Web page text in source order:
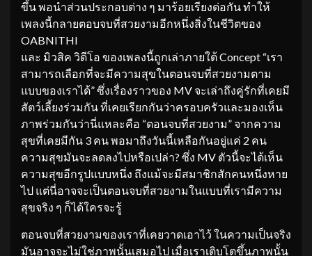
ขึ้น พอนำส่วนประกอบต่าง ๆ มาร้อยเรียงต่อกัน ทำให้
เพลงนี้กลายตอบจบที่สวยงามอีกหนึ่งสิ่งในชีวิตของ
OABNITHI
และ มิวสิค วิดีโอ ของเพลงนี้ถูกเล่าภายใต้ Concept “เรา
สามารถเลือกที่จะมีความสุขในตอนจบที่สวยงามตาม
แบบของเราได้” ซึ่งเรื่องราวของ MV จะเล่าถึงคู่รักที่เคยมี
สัตว์เลี้ยงร่วมกัน ที่เคยเรียกกันว่าครอบครัวและมองเห็น
ภาพร่วมกันว่านี่แหละคือ “ตอนจบที่สวยงาม” จากความ
สุขที่เคยมีกัน 3 คน พอมาถึงวันนี้เหลือกันอยู่แค่ 2 คน
ความสุขมันจะลดลงไปหรือเปล่า? ซึ่ง MV ตัวนี้จะได้เห็น
ความสุขอีกรูปแบบหนึ่ง ถึงแม้จะมีสมาชิกสักคนหนึ่งหาย
ไป แต่นี่อาจจะเป็นตอนจบที่สวยงามในแบบที่เรามีความ
สุขจริง ๆ ก็ได้ใครจะรู้
ตอนจบที่สวยงามของเราที่เคยวาดเอาไว้ ในความเป็นจริง
มันอาจจะไม่ใช่ภาพนั้นเสมอไป เมื่อเราเติบโตขึ้นภาพนั้น